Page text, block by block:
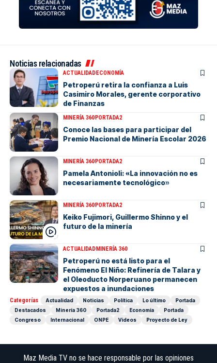
Noticias relacionadas
ACTUALIDADECONOMÍA
Petroperú retira la confianza a Luis
Casimiro Morales, gerente corporativo
de Finanzas
MINERÍA 360PORTADA2
Conoce las bases para participar del
Premio Nacional de Minería Escolar 2026
MINERÍA 360PORTADA2
Pamela Antonioli: «La innovación no es
necesariamente tecnológico»
MINERÍA 360PORTADA2
Keiko Fujimori, Guillermo Shinno y el
futuro de la minería
ACTUALIDADMINERÍA 360
Petroperú no está listo para el
Fenómeno El Niño: Refinería de Talara y
el Oleoducto Norperuano permanecen
expuestos a inundaciones
Categorías Actualidad Noticias Política Lo último
Portada
Destacados
Minería 360 Portada2 Economía
Portada
Congreso
Internacional ONPE Videos Proyecto de Ley
Maz Media TV no se hace responsable por las opiniones